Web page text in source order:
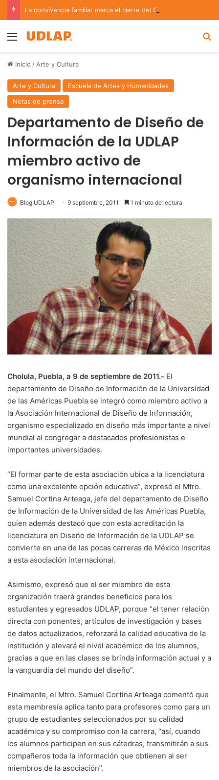
Menu
Inicio / Arte y Cultura
Arte y Cultura
Escuela de Artes y Humanidades
Notas de prensa
Departamento de Diseño de
Información de la UDLAP
miembro activo de
organismo internacional
Blog UDLAP 9 septiembre, 2011 1 minuto de lectura
Cholula, Puebla, a 9 de septiembre de 2011.- El
departamento de Diseño de Información de la Universidad
de las Américas Puebla se integró como miembro activo a
la Asociación Internacional de Diseño de Información,
organismo especializado en diseño más importante a nivel
mundial al congregar a destacados profesionistas e
importantes universidades.
“El formar parte de esta asociación ubica a la licenciatura
como una excelente opción educativa”, expresó el Mtro.
Samuel Cortina Arteaga, jefe del departamento de Diseño
de Información de la Universidad de las Américas Puebla,
quien además destacó que con esta acreditación la
licenciatura en Diseño de Información de la UDLAP se
convierte en una de las pocas carreras de México inscritas
a esta asociación internacional.
Asimismo, expresó que el ser miembro de esta
organización traerá grandes beneficios para los
estudiantes y egresados UDLAP, porque “el tener relación
directa con ponentes, artículos de investigación y bases
de datos actualizados, reforzará la calidad educativa de la
institución y elevará el nivel académico de los alumnos,
gracias a que en las clases se brinda información actual y a
la vanguardia del mundo del diseño”.
Finalmente, el Mtro. Samuel Cortina Arteaga comentó que
esta membresía aplica tanto para profesores como para un
grupo de estudiantes seleccionados por su calidad
académica y su compromiso con la carrera, “así, cuando
los alumnos participen en sus cátedras, transmitirán a sus
compañeros toda la información que obtienen al ser
miembros de la asociación”.